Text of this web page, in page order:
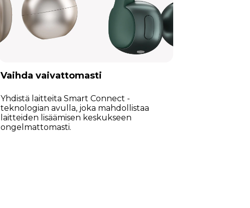
Vaihda vaivattomasti
Yhdistä laitteita Smart Connect -
teknologian avulla, joka mahdollistaa
laitteiden lisäämisen keskukseen
ongelmattomasti.